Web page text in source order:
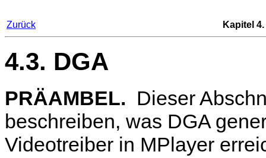
Zurück Kapitel
4.3. DGA
PRÄAMBEL. Dieser
beschreiben, was DGA
Videotreiber in MPlayer